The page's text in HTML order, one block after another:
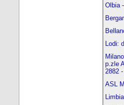
Olbia
Lodi:
p.zle
2882
ASL